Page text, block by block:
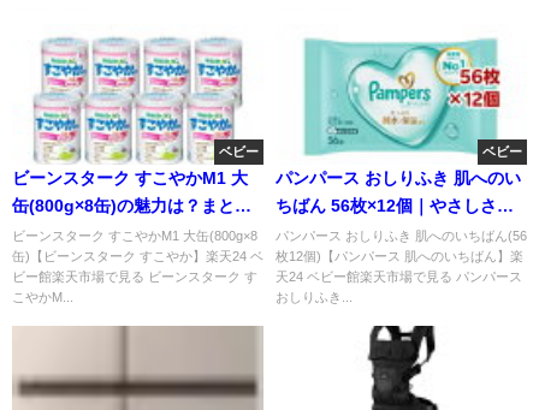
ベビー
ビーンスターク すこやかM1 大
缶(800g×8缶)の魅力は？まとめ
買いに人気の理由
ビーンスターク すこやかM1 大缶(800g×8
缶)【ビーンスターク すこやか】楽天24 ベ
ビー館楽天市場で見る ビーンスターク す
こやかM...
ベビー
パンパース おしりふき 肌へのい
ちばん 56枚×12個｜やさしさ重
視で選ばれる理由
パンパース おしりふき 肌へのいちばん(56
枚12個)【パンパース 肌へのいちばん】楽
天24 ベビー館楽天市場で見る パンパース
おしりふき...